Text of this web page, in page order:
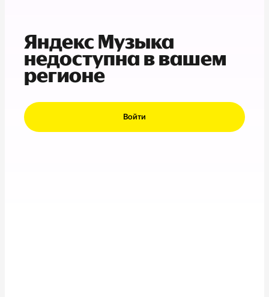
Яндекс Музыка
недоступна в вашем
регионе
Войти